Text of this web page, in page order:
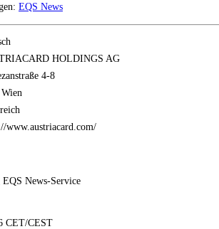
EQS News
HOLDINGS AG
4-8
www.austriacard.com/
EQS News-Service
CET/CEST